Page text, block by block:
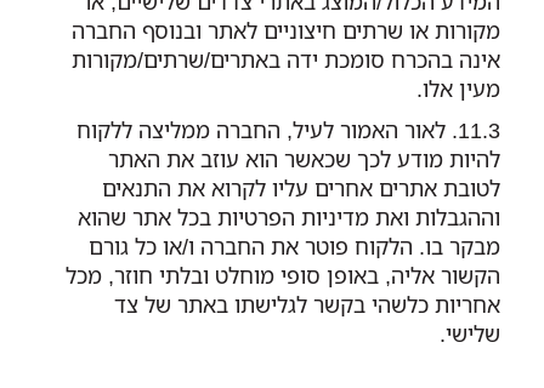
מקורות או שרתים חיצוניים לאתר ובנוסף החברה
אינה בהכרח סומכת ידה באתרים/שרתים/מקורות
מעין אלו.
לאור האמור לעיל, החברה ממליצה ללקוח
להיות מודע לכך שכאשר הוא עוזב את האתר
לטובת אתרים אחרים עליו לקרוא את התנאים
וההגבלות ואת מדיניות הפרטיות בכל אתר שהוא
מבקר בו. הלקוח פוטר את החברה ו/או כל גורם
הקשור אליה, באופן סופי מוחלט ובלתי חוזר, מכל
אחריות כלשהי בקשר לגלישתו באתר של צד
שלישי.